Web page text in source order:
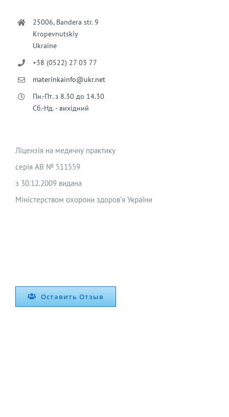
25006, Bandera str. 9
Kropevnutskiy
Ukraine
+38 (0522) 27 03 77
materinkainfo@ukr.net
Пн.-Пт. з 8.30 до 14.30
Сб.-Нд. - вихідний
Ліцензія на медичну практику
серія АВ № 511559
з 30.12.2009 видана
Міністерством охорони здоров’я України
Оставить Отзыв